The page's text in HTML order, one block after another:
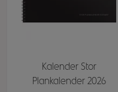
Kalender Stor
Plankalender 2026